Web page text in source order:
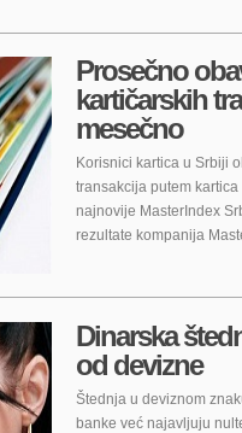
Prosečno
kartičarskih
mesečno
Korisnici kartica u Srbiji
transakcija putem
najnovije MasterIndex
rezultate kompanija
Dinarska
od devizne
Štednja u deviznom
banke već najavljuju